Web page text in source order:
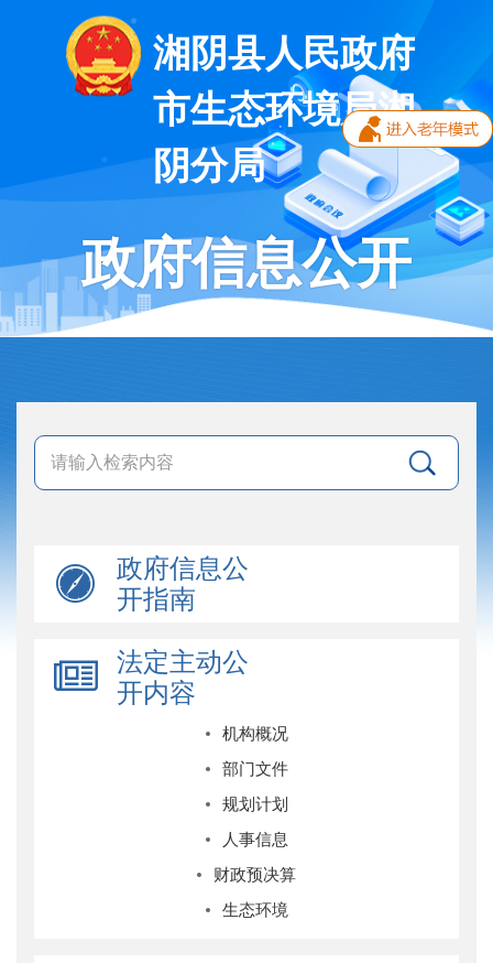
湘阴县人民政府
市生态环境局湘
阴分局
政府信息公开
政府信息公
开指南
法定主动公
开内容
机构概况
部门文件
规划计划
人事信息
财政预决算
生态环境